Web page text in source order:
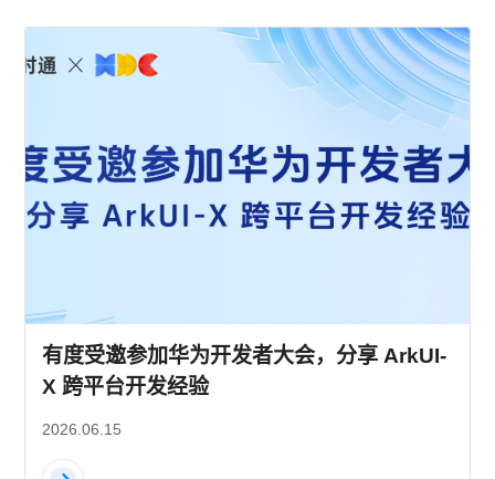
有度受邀参加华为开发者大会，分享 ArkUI-
X 跨平台开发经验
2026.06.15